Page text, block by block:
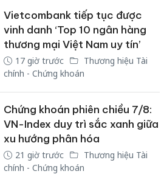
Vietcombank tiếp tục được
vinh danh ‘Top 10 ngân hàng
thương mại Việt Nam uy tín’
17 giờ trước
Thương hiệu Tài
chính - Chứng khoán
Chứng khoán phiên chiều 7/8:
VN-Index duy trì sắc xanh giữa
xu hướng phân hóa
21 giờ trước
Thương hiệu Tài
chính - Chứng khoán